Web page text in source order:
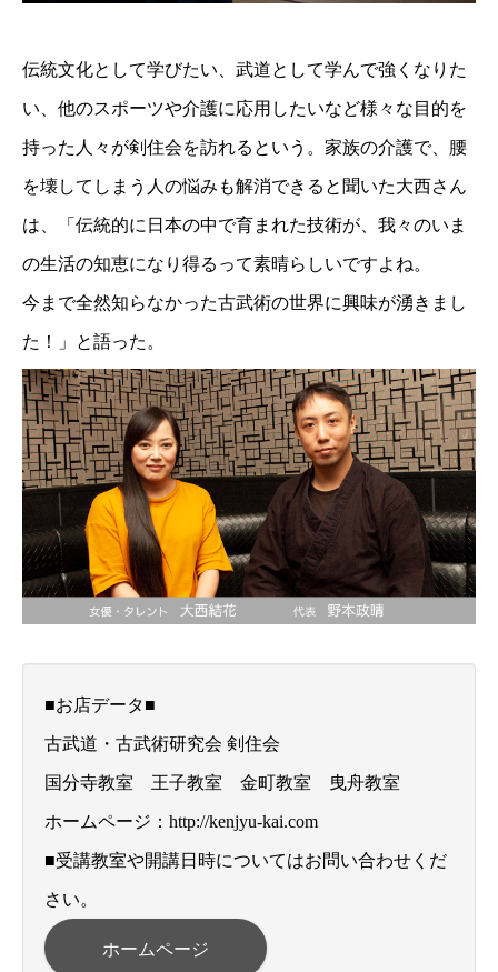
伝統文化として学びたい、武道として学んで強くなりた
い、他のスポーツや介護に応用したいなど様々な目的を
持った人々が剣住会を訪れるという。家族の介護で、腰
を壊してしまう人の悩みも解消できると聞いた大西さん
は、「伝統的に日本の中で育まれた技術が、我々のいま
の生活の知恵になり得るって素晴らしいですよね。
今まで全然知らなかった古武術の世界に興味が湧きまし
た！」と語った。
■お店データ■
古武道・古武術研究会 剣住会
国分寺教室 王子教室 金町教室 曳舟教室
ホームページ：http://kenjyu-kai.com
■受講教室や開講日時についてはお問い合わせくだ
さい。
ホームページ